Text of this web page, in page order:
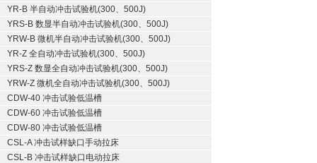
YR-B 半自动冲击试验机(300、500J)
YRS-B 数显半自动冲击试验机(300、500J)
YRW-B 微机半自动冲击试验机(300、500J)
YR-Z 全自动冲击试验机(300、500J)
YRS-Z 数显全自动冲击试验机(300、500J)
YRW-Z 微机全自动冲击试验机(300、500J)
CDW-40 冲击试验低温槽
CDW-60 冲击试验低温槽
CDW-80 冲击试验低温槽
CSL-A 冲击试样缺口手动拉床
CSL-B 冲击试样缺口电动拉床